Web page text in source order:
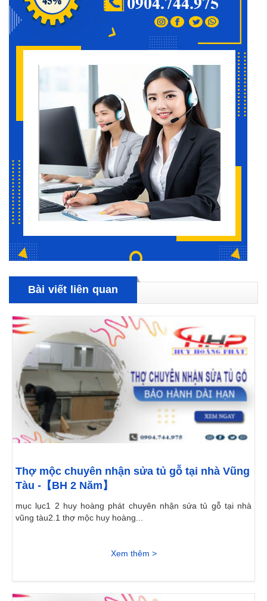
Bài viết liên quan
Thợ mộc chuyên nhận sửa tủ gỗ tại nhà Vũng
Tàu -【BH 2 Năm】
mục lục1 2 huy hoàng phát chuyên nhận sửa tủ gỗ tại nhà
vũng tàu2.1 thợ mộc huy hoàng...
Xem thêm >